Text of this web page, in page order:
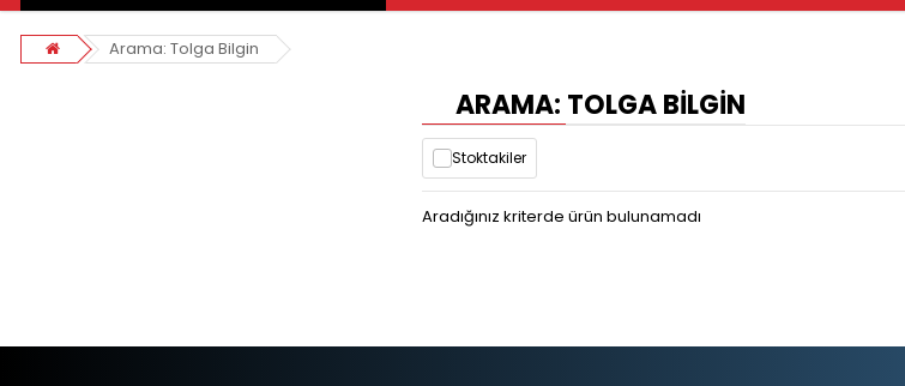
Arama: Tolga Bilgin
ARAMA: TOLGA BILGIN
Stoktakiler
Aradığınız kriterde ürün bulunamadı